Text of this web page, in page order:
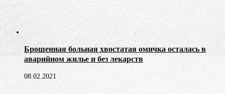
Брошенная больная хвостатая омичка осталась в
аварийном жилье и без лекарств
08.02.2021